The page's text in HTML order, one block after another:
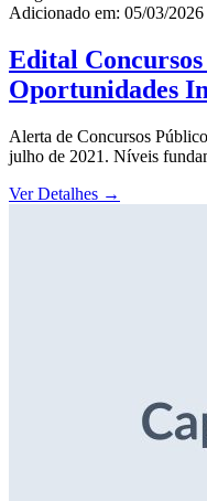
Adicionado em: 05/03/2026
Edital
Oportunidades
Alerta de Concursos
julho de 2021. Níveis
Ver Detalhes →